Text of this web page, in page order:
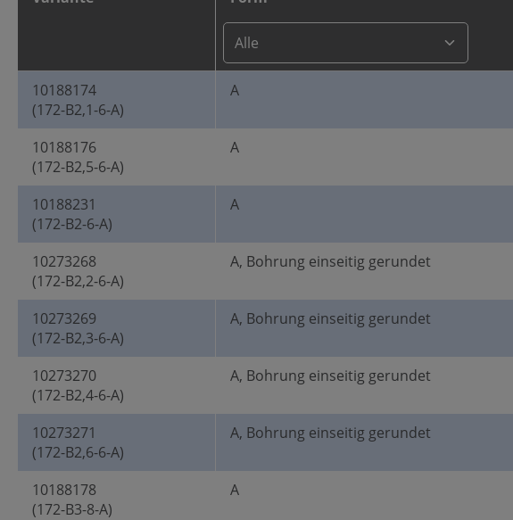
10188174
(172-B2,1-6-A)
A
10188176
(172-B2,5-6-A)
A
10188231
(172-B2-6-A)
A
10273268
(172-B2,2-6-A)
A, Bohrung einseitig gerundet
10273269
(172-B2,3-6-A)
A, Bohrung einseitig gerundet
10273270
(172-B2,4-6-A)
A, Bohrung einseitig gerundet
10273271
(172-B2,6-6-A)
A, Bohrung einseitig gerundet
10188178
(172-B3-8-A)
A